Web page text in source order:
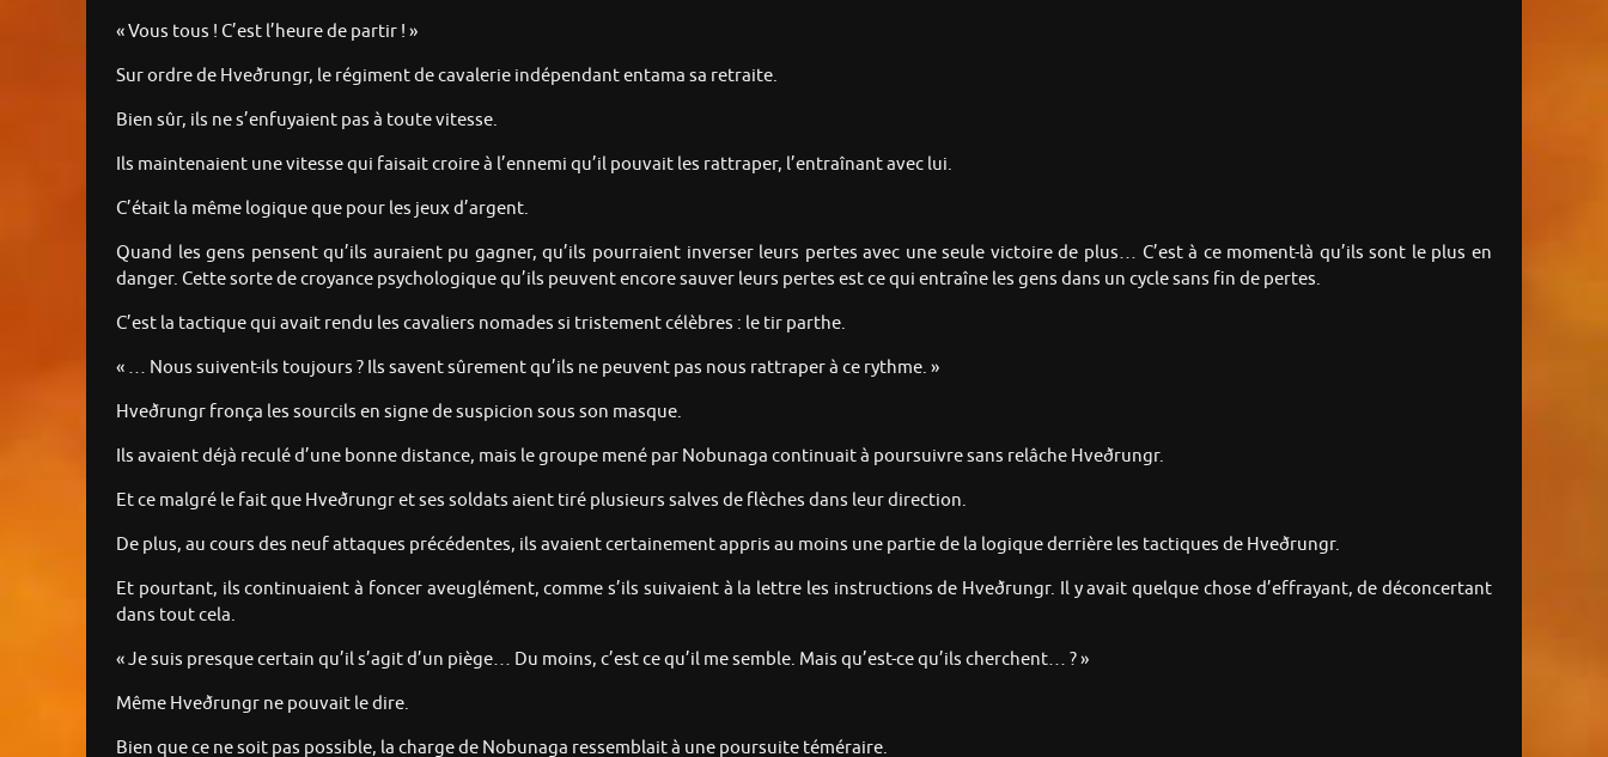
« Vous tous ! C’est l’heure de partir ! »
Sur ordre de Hveðrungr, le régiment de cavalerie indépendant entama sa retraite.
Bien sûr, ils ne s’enfuyaient pas à toute vitesse.
Ils maintenaient une vitesse qui faisait croire à l’ennemi qu’il pouvait les rattraper, l’entraînant avec lui.
C’était la même logique que pour les jeux d’argent.
Quand les gens pensent qu’ils auraient pu gagner, qu’ils pourraient inverser leurs pertes avec une seule victoire de plus… C’est à ce moment-là qu’ils sont le plus en
danger. Cette sorte de croyance psychologique qu’ils peuvent encore sauver leurs pertes est ce qui entraîne les gens dans un cycle sans fin de pertes.
C’est la tactique qui avait rendu les cavaliers nomades si tristement célèbres : le tir parthe.
« … Nous suivent-ils toujours ? Ils savent sûrement qu’ils ne peuvent pas nous rattraper à ce rythme. »
Hveðrungr fronça les sourcils en signe de suspicion sous son masque.
Ils avaient déjà reculé d’une bonne distance, mais le groupe mené par Nobunaga continuait à poursuivre sans relâche Hveðrungr.
Et ce malgré le fait que Hveðrungr et ses soldats aient tiré plusieurs salves de flèches dans leur direction.
De plus, au cours des neuf attaques précédentes, ils avaient certainement appris au moins une partie de la logique derrière les tactiques de Hveðrungr.
Et pourtant, ils continuaient à foncer aveuglément, comme s’ils suivaient à la lettre les instructions de Hveðrungr. Il y avait quelque chose d’effrayant, de déconcertant
dans tout cela.
« Je suis presque certain qu’il s’agit d’un piège… Du moins, c’est ce qu’il me semble. Mais qu’est-ce qu’ils cherchent… ? »
Même Hveðrungr ne pouvait le dire.
Bien que ce ne soit pas possible, la charge de Nobunaga ressemblait à une poursuite téméraire.